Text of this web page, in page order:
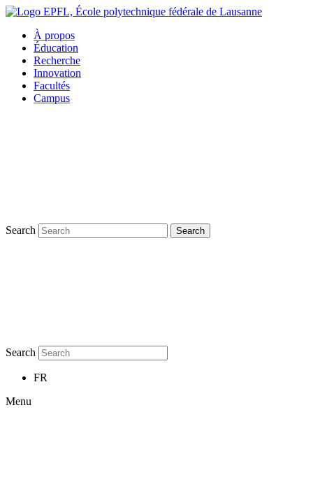
À propos
Éducation
Recherche
Innovation
Facultés
Campus
Search Search
Search
FR
Menu